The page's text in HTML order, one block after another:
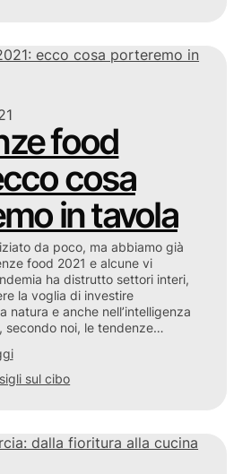
food
cosa
in tavola
da poco, ma abbiamo già
food 2021 e alcune vi
ha distrutto settori interi,
la voglia di investire
natura e anche nell’intelligenza
secondo noi, le tendenze…
sul cibo